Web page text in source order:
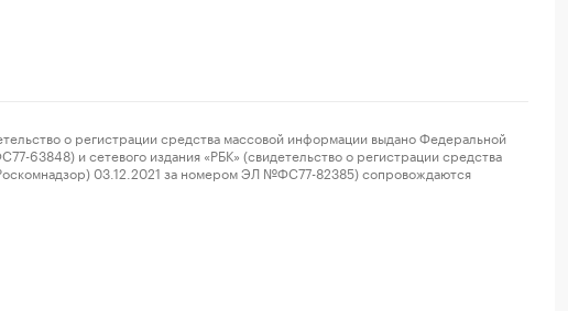
о регистрации средства массовой информации выдано Федеральной
63848) и сетевого издания «РБК» (свидетельство о регистрации средства
03.12.2021 за номером ЭЛ №ФС77-82385) сопровождаются